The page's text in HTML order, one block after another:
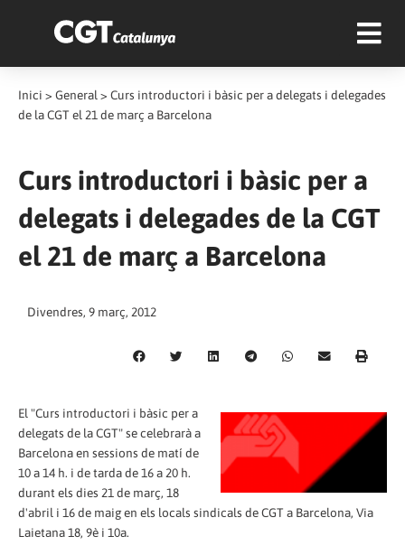
Inici > General > Curs introductori i bàsic per a delegats i delegades
de la CGT el 21 de març a Barcelona
Curs introductori i bàsic per a
delegats i delegades de la CGT
el 21 de març a Barcelona
Divendres, 9 març, 2012
El "Curs introductori i bàsic per a
delegats de la CGT" se celebrarà a
Barcelona en sessions de matí de
10 a 14 h. i de tarda de 16 a 20 h.
durant els dies 21 de març, 18
d'abril i 16 de maig en els locals sindicals de CGT a Barcelona, Via
Laietana 18, 9è i 10a.